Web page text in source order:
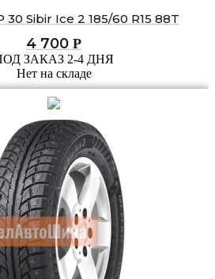
Sibir Ice 2 185/60 R15 88T
4 700 Р
ЗАКАЗ 2-4 ДНЯ
Нет на складе